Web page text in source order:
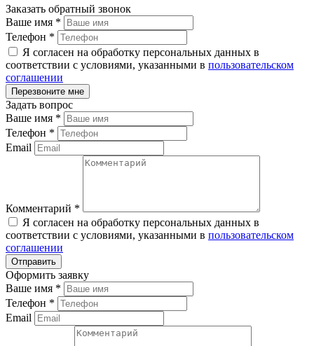
Заказать обратный звонок
Ваше имя *
Телефон *
Я согласен на обработку персональных данных в
соответствии с условиями, указанными в пользовательском
соглашении
Задать вопрос
Ваше имя *
Телефон *
Email
Комментарий *
Я согласен на обработку персональных данных в
соответствии с условиями, указанными в пользовательском
соглашении
Оформить заявку
Ваше имя *
Телефон *
Email